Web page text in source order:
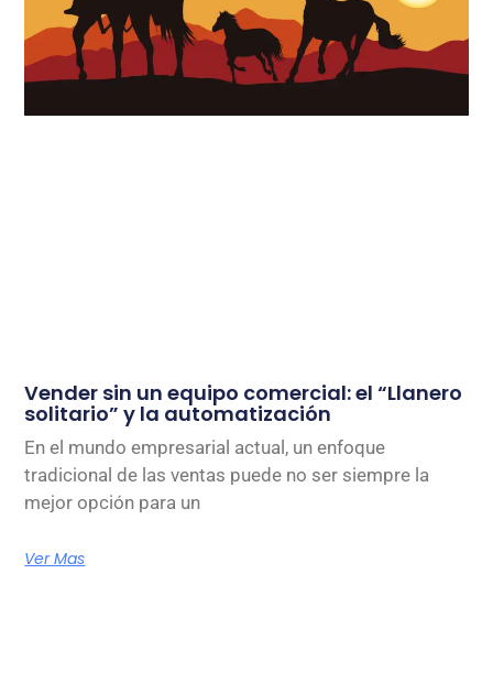
Vender sin un equipo comercial: el “Llanero
solitario” y la automatización
En el mundo empresarial actual, un enfoque
tradicional de las ventas puede no ser siempre la
mejor opción para un
Ver Mas